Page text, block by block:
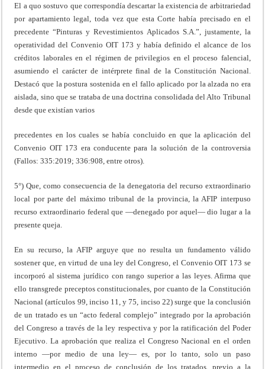
El a quo sostuvo que correspondía descartar la existencia de arbitrariedad
por apartamiento legal, toda vez que esta Corte había precisado en el
precedente “Pinturas y Revestimientos Aplicados S.A.”, justamente, la
operatividad del Convenio OIT 173 y había definido el alcance de los
créditos laborales en el régimen de privilegios en el proceso falencial,
asumiendo el carácter de intérprete final de la Constitución Nacional.
Destacó que la postura sostenida en el fallo aplicado por la alzada no era
aislada, sino que se trataba de una doctrina consolidada del Alto Tribunal
desde que existían varios
precedentes en los cuales se había concluido en que la aplicación del
Convenio OIT 173 era conducente para la solución de la controversia
(Fallos: 335:2019; 336:908, entre otros).
5°) Que, como consecuencia de la denegatoria del recurso extraordinario
local por parte del máximo tribunal de la provincia, la AFIP interpuso
recurso extraordinario federal que —denegado por aquel— dio lugar a la
presente queja.
En su recurso, la AFIP arguye que no resulta un fundamento válido
sostener que, en virtud de una ley del Congreso, el Convenio OIT 173 se
incorporó al sistema jurídico con rango superior a las leyes. Afirma que
ello transgrede preceptos constitucionales, por cuanto de la Constitución
Nacional (artículos 99, inciso 11, y 75, inciso 22) surge que la conclusión
de un tratado es un “acto federal complejo” integrado por la aprobación
del Congreso a través de la ley respectiva y por la ratificación del Poder
Ejecutivo. La aprobación que realiza el Congreso Nacional en el orden
interno —por medio de una ley— es, por lo tanto, solo un paso
intermedio en el proceso de conclusión de los tratados, previo a la